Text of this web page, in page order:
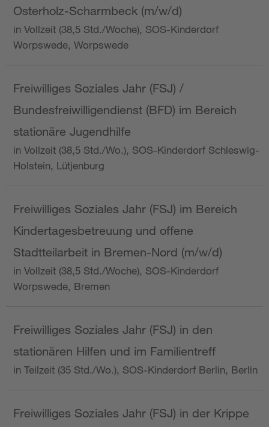
Osterholz-Scharmbeck (m/w/d)
in Vollzeit (38,5 Std./Woche), SOS-Kinderdorf
Worpswede, Worpswede
Freiwilliges Soziales Jahr (FSJ) /
Bundesfreiwilligendienst (BFD) im Bereich
stationäre Jugendhilfe
in Vollzeit (38,5 Std./Wo.), SOS-Kinderdorf Schleswig-
Holstein, Lütjenburg
Freiwilliges Soziales Jahr (FSJ) im Bereich
Kindertagesbetreuung und offene
Stadtteilarbeit in Bremen-Nord (m/w/d)
in Vollzeit (38,5 Std./Woche), SOS-Kinderdorf
Worpswede, Bremen
Freiwilliges Soziales Jahr (FSJ) in den
stationären Hilfen und im Familientreff
in Teilzeit (35 Std./Wo.), SOS-Kinderdorf Berlin, Berlin
Freiwilliges Soziales Jahr (FSJ) in der Krippe